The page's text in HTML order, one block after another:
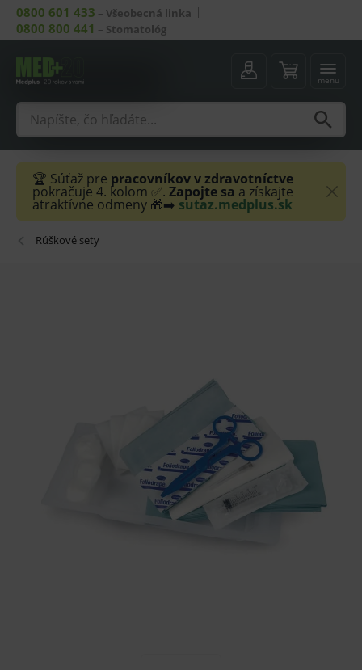
0800 601 433 – Všeobecná linka
0800 800 441 – Stomatológ
menu
🏆 Súťaž pre pracovníkov v zdravotníctve
pokračuje 4. kolom ✅. Zapojte sa a získajte
atraktívne odmeny 🎁➡️ sutaz.medplus.sk
Rúškové sety